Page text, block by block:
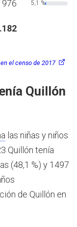
976 5,1 %
el censo de 2017
Quillón
las niñas y niños
Quillón tenía
(48,1 %) y 1497
de Quillón en